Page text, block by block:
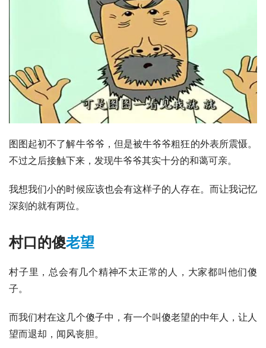
图图起初不了解牛爷爷，但是被牛爷爷粗狂的外表所震慑。
不过之后接触下来，发现牛爷爷其实十分的和蔼可亲。
我想我们小的时候应该也会有这样子的人存在。而让我记忆
深刻的就有两位。
村口的傻老望
村子里，总会有几个精神不太正常的人，大家都叫他们傻
子。
而我们村在这几个傻子中，有一个叫傻老望的中年人，让人
望而退却，闻风丧胆。